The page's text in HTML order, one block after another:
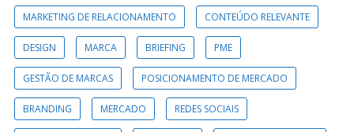
MARKETING DE RELACIONAMENTO CONTEÚDO RELEVANTE
DESIGN MARCA BRIEFING PME
GESTÃO DE MARCAS POSICIONAMENTO DE MERCADO
BRANDING MERCADO REDES SOCIAIS